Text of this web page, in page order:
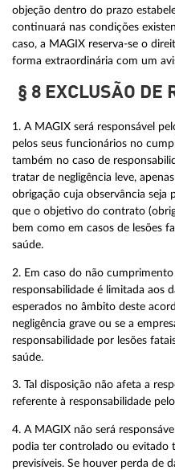
objeção dentro do prazo
continuará nas condições
caso, a MAGIX reserva-se o
forma extraordinária com um
§ 8 EXCLUSÃO DE
1. A MAGIX será responsável
pelos seus funcionários no
também no caso de
tratar de negligência leve,
obrigação cuja observância
que o objetivo do contrato
bem como em casos de lesões
saúde.
2. Em caso do não
responsabilidade é limitada aos
esperados no âmbito deste
negligência grave ou se a
responsabilidade por lesões
saúde.
3. Tal disposição não afeta a
referente à responsabilidade
4. A MAGIX não será
podia ter controlado ou evitado
previsíveis. Se houver perda de